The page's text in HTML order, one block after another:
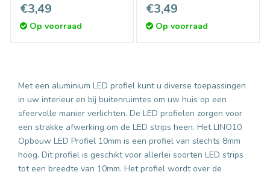
€3,49
Op voorraad
€3,49
Op voorraad
Met een aluminium LED profiel kunt u diverse toepassingen
in uw interieur en bij buitenruimtes om uw huis op een
sfeervolle manier verlichten. De LED profielen zorgen voor
een strakke afwerking om de LED strips heen. HetLINO10
Opbouw LED Profiel 10mm is een profiel van slechts 8mm
hoog. Dit profiel is geschikt voor allerlei soorten LED strips
tot een breedte van 10mm. Het profiel wordt over de